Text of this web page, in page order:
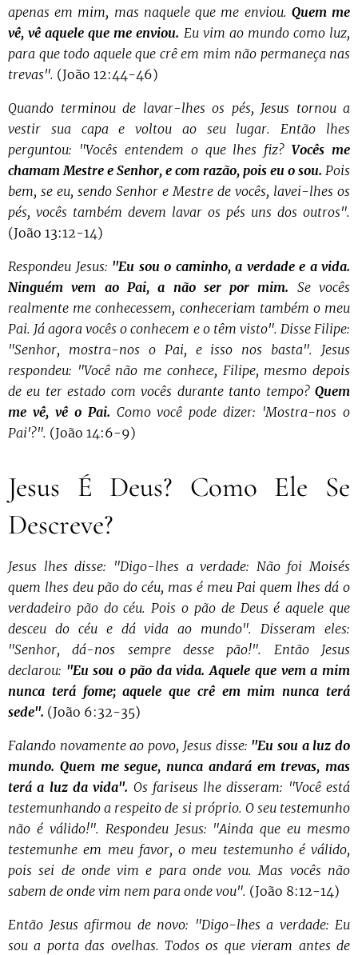
apenas em mim, mas naquele que me enviou. Quem me
vê, vê aquele que me enviou. Eu vim ao mundo como luz,
para que todo aquele que crê em mim não permaneça nas
trevas". (João 12:44-46)
Quando terminou de lavar-lhes os pés, Jesus tornou a
vestir sua capa e voltou ao seu lugar. Então lhes
perguntou: "Vocês entendem o que lhes fiz?Vocês me
chamam Mestre e Senhor, e com razão, pois eu o sou. Pois
bem, se eu, sendo Senhor e Mestre de vocês, lavei-lhes os
pés, vocês também devem lavar os pés uns dos outros".
(João 13:12-14)
Respondeu Jesus: "Eu sou o caminho, a verdade e a vida.
Ninguém vem ao Pai, a não ser por mim. Se vocês
realmente me conhecessem, conheceriam também o meu
Pai. Já agora vocês o conhecem e o têm visto". Disse Filipe:
"Senhor, mostra-nos o Pai, e isso nos basta". Jesus
respondeu: "Você não me conhece, Filipe, mesmo depois
de eu ter estado com vocês durante tanto tempo? Quem
me vê, vê o Pai. Como você pode dizer: 'Mostra-nos o
Pai'?". (João 14:6-9)
Jesus É Deus? Como Ele Se
Descreve?
Jesus lhes disse: "Digo-lhes a verdade: Não foi Moisés
quem lhes deu pão do céu, mas é meu Pai quem lhes dá o
verdadeiro pão do céu. Pois o pão de Deus é aquele que
desceu do céu e dá vida ao mundo". Disseram eles:
"Senhor, dá-nos sempre desse pão!". Então Jesus
declarou: "Eu sou o pão da vida. Aquele que vem a mim
nunca terá fome; aquele que crê em mim nunca terá
sede". (João 6:32-35)
Falando novamente ao povo, Jesus disse: "Eu sou a luz do
mundo. Quem me segue, nunca andará em trevas, mas
terá a luz da vida". Os fariseus lhe disseram: "Você está
testemunhando a respeito de si próprio. O seu testemunho
não é válido!". Respondeu Jesus: "Ainda que eu mesmo
testemunhe em meu favor, o meu testemunho é válido,
pois sei de onde vim e para onde vou. Mas vocês não
sabem de onde vim nem para onde vou". (João 8:12-14)
Então Jesus afirmou de novo: "Digo-lhes a verdade: Eu
sou a porta das ovelhas. Todos os que vieram antes de